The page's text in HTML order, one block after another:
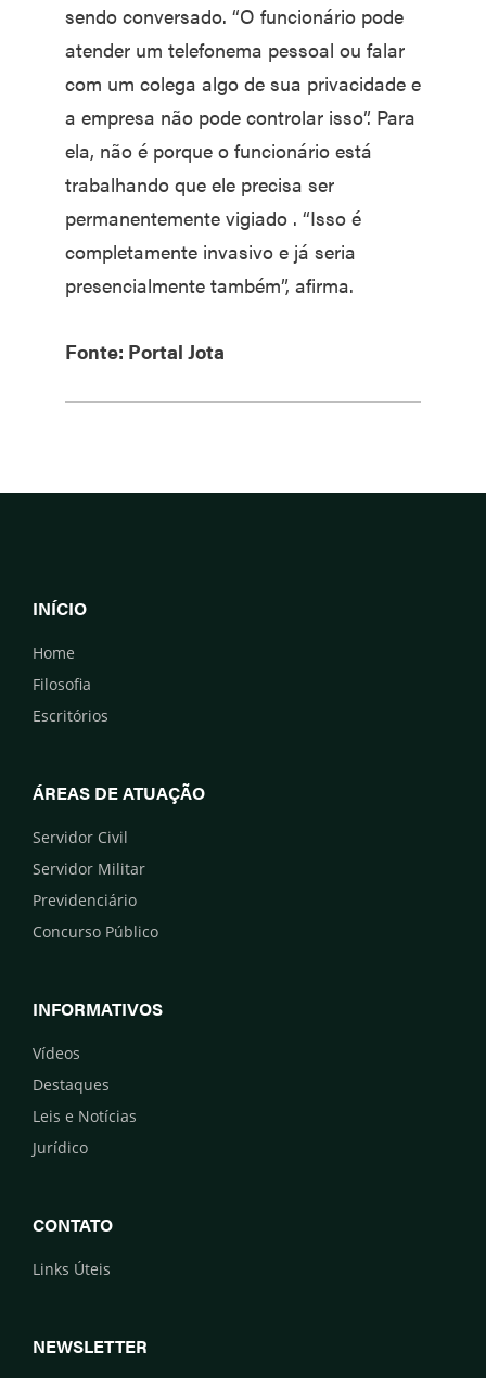
sendo conversado. “O funcionário pode
atender um telefonema pessoal ou falar
com um colega algo de sua privacidade e
a empresa não pode controlar isso”. Para
ela, não é porque o funcionário está
trabalhando que ele precisa ser
permanentemente vigiado . “Isso é
completamente invasivo e já seria
presencialmente também”, afirma.
Fonte: Portal Jota
INÍCIO
Home
Filosofia
Escritórios
ÁREAS DE ATUAÇÃO
Servidor Civil
Servidor Militar
Previdenciário
Concurso Público
INFORMATIVOS
Vídeos
Destaques
Leis e Notícias
Jurídico
CONTATO
Links Úteis
NEWSLETTER